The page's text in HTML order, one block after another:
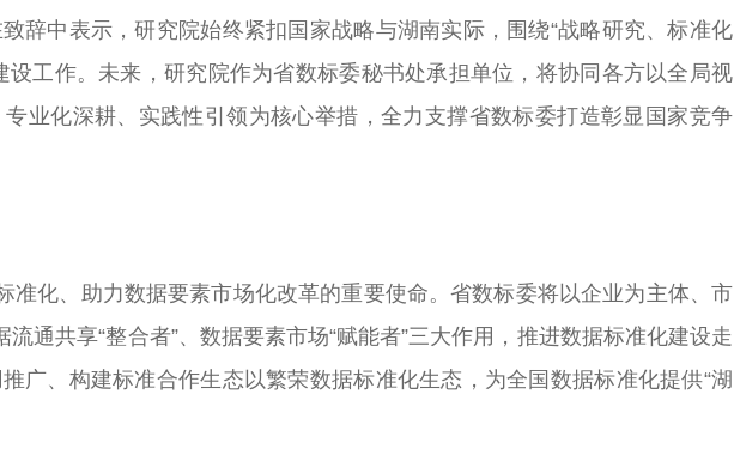
辞中表示，研究院始终紧扣国家战略与湖南实际，围绕“战略研究、标准化
工作。未来，研究院作为省数标委秘书处承担单位，将协同各方以全局视
业化深耕、实践性引领为核心举措，全力支撑省数标委打造彰显国家竞争
化、助力数据要素市场化改革的重要使命。省数标委将以企业为主体、市
通共享“整合者”、数据要素市场“赋能者”三大作用，推进数据标准化建设走
广、构建标准合作生态以繁荣数据标准化生态，为全国数据标准化提供“湖